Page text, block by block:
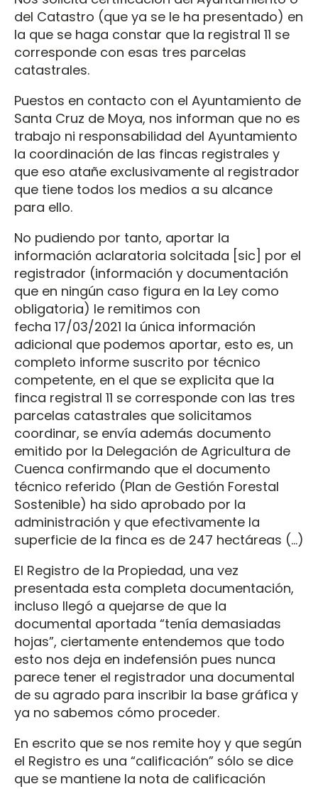
del Catastro (que ya se le ha presentado) en
la que se haga constar que la registral 11 se
corresponde con esas tres parcelas
catastrales.
Puestos en contacto con el Ayuntamiento de
Santa Cruz de Moya, nos informan que no es
trabajo ni responsabilidad del Ayuntamiento
la coordinación de las fincas registrales y
que eso atañe exclusivamente al registrador
que tiene todos los medios a su alcance
para ello.
No pudiendo por tanto, aportar la
información aclaratoria solcitada [sic] por el
registrador (información y documentación
que en ningún caso figura en la Ley como
obligatoria) le remitimos con
fecha 17/03/2021 la única información
adicional que podemos aportar, esto es, un
completo informe suscrito por técnico
competente, en el que se explicita que la
finca registral 11 se corresponde con las tres
parcelas catastrales que solicitamos
coordinar, se envía además documento
emitido por la Delegación de Agricultura de
Cuenca confirmando que el documento
técnico referido (Plan de Gestión Forestal
Sostenible) ha sido aprobado por la
administración y que efectivamente la
superficie de la finca es de 247 hectáreas (…)
El Registro de la Propiedad, una vez
presentada esta completa documentación,
incluso llegó a quejarse de que la
documental aportada “tenía demasiadas
hojas”, ciertamente entendemos que todo
esto nos deja en indefensión pues nunca
parece tener el registrador una documental
de su agrado para inscribir la base gráfica y
ya no sabemos cómo proceder.
En escrito que se nos remite hoy y que según
el Registro es una “calificación” sólo se dice
que se mantiene la nota de calificación